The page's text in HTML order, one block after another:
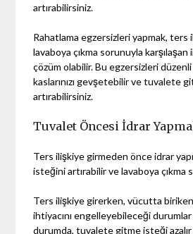
artırabilirsiniz.
Rahatlama egzersizleri yapmak,
lavaboya çıkma sorunuyla
çözüm olabilir. Bu egzersizleri
kaslarınızı gevşetebilir ve tuvalete
artırabilirsiniz.
Tuvalet Öncesi İdrar
Ters ilişkiye girmeden önce idrar
isteğini artırabilir ve lavaboya çıkma
Ters ilişkiye girerken, vücutta
ihtiyacını engelleyebileceği durumlar
durumda, tuvalete gitme isteği azalır